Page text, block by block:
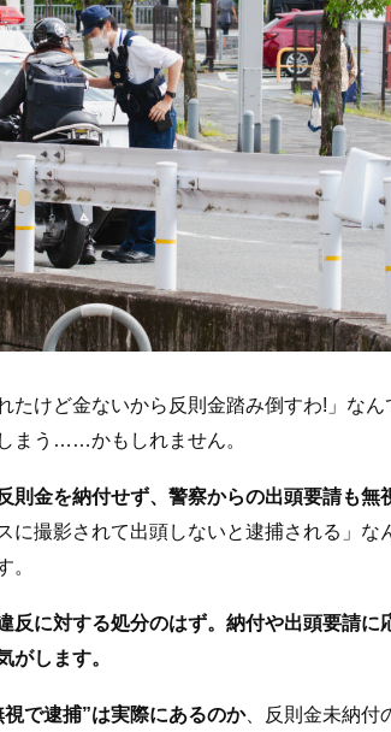
たけど金ないから反則金踏み倒すわ!」な
まう……かもしれません。
則金を納付せず、警察からの出頭要請も無
に撮影されて出頭しないと逮捕される」な
。
反に対する処分のはず。納付や出頭要請に
がします。
視で逮捕”は実際にあるのか、反則金未納付